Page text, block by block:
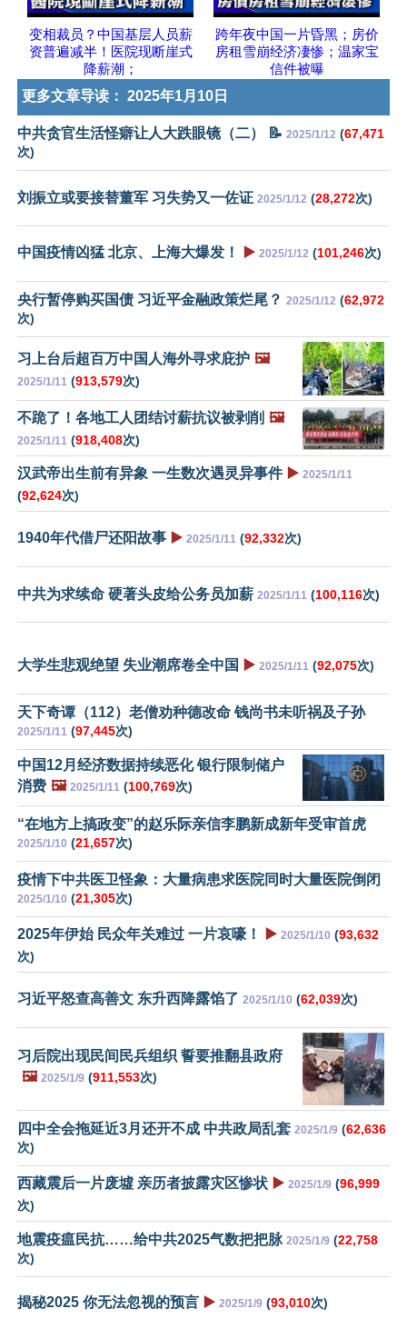
变相裁员？中国基层人员薪
资普遍减半！医院现断崖式
降薪潮；
跨年夜中国一片昏黑；房价
房租雪崩经济凄惨；温家宝
信件被曝
更多文章导读： 2025年1月10日
中共贪官生活怪癖让人大跌眼镜（二） 📝 2025/1/12 (67,471
次)
刘振立或要接替董军 习失势又一佐证 2025/1/12 (28,272次)
中国疫情凶猛 北京、上海大爆发！ ▶️ 2025/1/12 (101,246次)
央行暂停购买国债 习近平金融政策烂尾？ 2025/1/12 (62,972
次)
习上台后超百万中国人海外寻求庇护 🖼️
2025/1/11 (913,579次)
不跪了！各地工人团结讨薪抗议被剥削 🖼️
2025/1/11 (918,408次)
汉武帝出生前有异象 一生数次遇灵异事件 ▶️ 2025/1/11
(92,624次)
1940年代借尸还阳故事 ▶️ 2025/1/11 (92,332次)
中共为求续命 硬著头皮给公务员加薪 2025/1/11 (100,116次)
大学生悲观绝望 失业潮席卷全中国 ▶️ 2025/1/11 (92,075次)
天下奇谭（112）老僧劝种德改命 钱尚书未听祸及子孙
2025/1/11 (97,445次)
中国12月经济数据持续恶化 银行限制储户
消费 🖼️ 2025/1/11 (100,769次)
“在地方上搞政变”的赵乐际亲信李鹏新成新年受审首虎
2025/1/10 (21,657次)
疫情下中共医卫怪象：大量病患求医院同时大量医院倒闭
2025/1/10 (21,305次)
2025年伊始 民众年关难过 一片哀嚎！ ▶️ 2025/1/10 (93,632
次)
习近平怒查高善文 东升西降露馅了 2025/1/10 (62,039次)
习后院出现民间民兵组织 誓要推翻县政府
🖼️ 2025/1/9 (911,553次)
四中全会拖延近3月还开不成 中共政局乱套 2025/1/9 (62,636
次)
西藏震后一片废墟 亲历者披露灾区惨状 ▶️ 2025/1/9 (96,999
次)
地震疫瘟民抗……给中共2025气数把把脉 2025/1/9 (22,758
次)
揭秘2025 你无法忽视的预言 ▶️ 2025/1/9 (93,010次)